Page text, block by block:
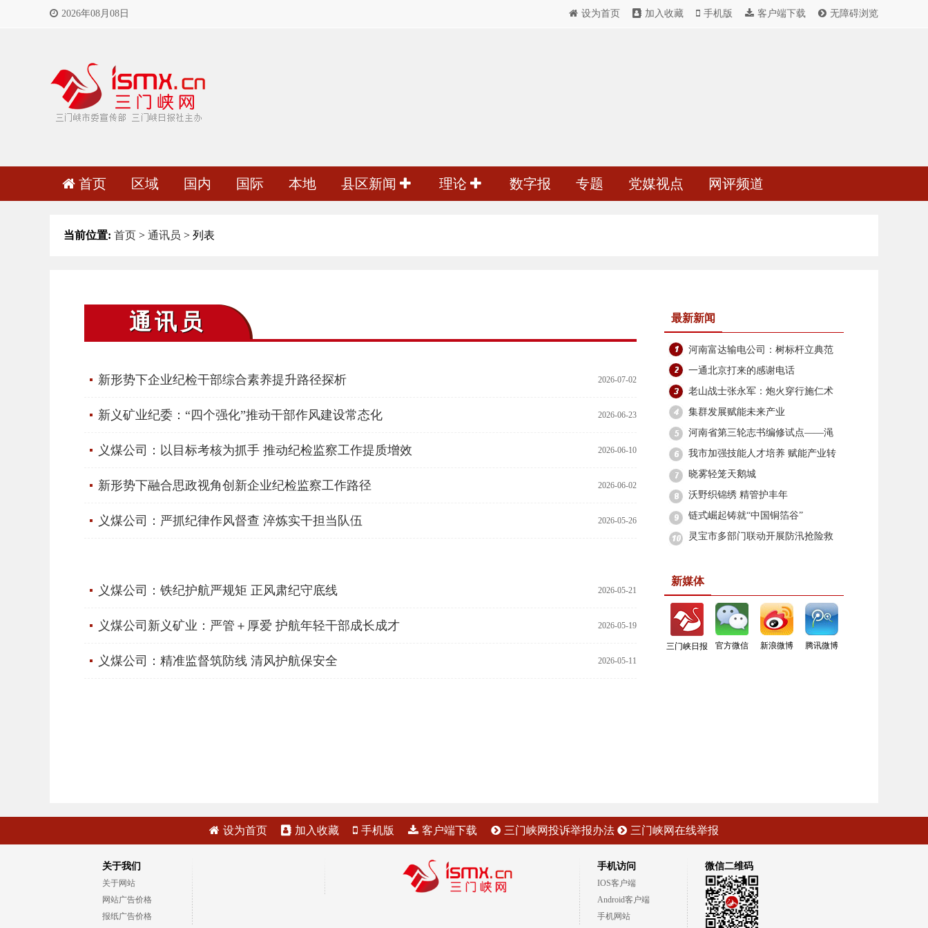
2026年08月08日 设为首页 加入收藏 手机版 客户端下载 无障碍浏览
首页 区域 国内 国际 本地 县区新闻 理论 数字报 专题 党媒视点 网评频道
当前位置: 首页 > 通讯员 > 列表
通讯员
2026-07-02
新形势下企业纪检干部综合素养提升路径探析
2026-06-23
新义矿业纪委：“四个强化”推动干部作风建设常态化
2026-06-10
义煤公司：以目标考核为抓手 推动纪检监察工作提质增效
2026-06-02
新形势下融合思政视角创新企业纪检监察工作路径
2026-05-26
义煤公司：严抓纪律作风督查 淬炼实干担当队伍
2026-05-21
义煤公司：铁纪护航严规矩 正风肃纪守底线
2026-05-19
义煤公司新义矿业：严管＋厚爱 护航年轻干部成长成才
2026-05-11
义煤公司：精准监督筑防线 清风护航保安全
最新新闻
河南富达输电公司：树标杆立典范
筑牢安全生产防线
一通北京打来的感谢电话
老山战士张永军：炮火穿行施仁术
边关坚守铸军魂
集群发展赋能未来产业
河南省第三轮志书编修试点——渑
池县志编修工作启动
我市加强技能人才培养 赋能产业转
型升级
晓雾轻笼天鹅城
沃野织锦绣 精管护丰年
链式崛起铸就“中国铜箔谷”
灵宝市多部门联动开展防汛抢险救
新媒体
三门峡日报 官方微信 新浪微博 腾讯微博
设为首页 加入收藏 手机版 客户端下载 三门峡网投诉举报办法 三门峡网在线举报
关于我们
关于网站
网站广告价格
报纸广告价格
手机访问
IOS客户端
Android客户端
手机网站
微信二维码